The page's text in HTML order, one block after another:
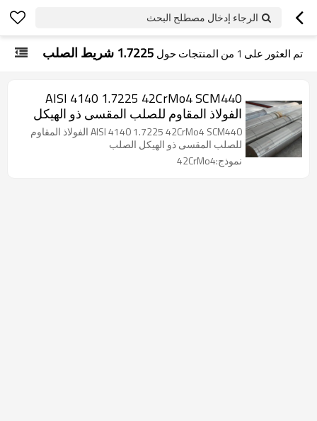
الرجاء إدخال مصطلح البحث
تم العثور على 1 من المنتجات حول 1.7225 شريط الصلب
AISI 4140 1.7225 42CrMo4 SCM440
الفولاذ المقاوم للصلب المقسى ذو الهيكل
الصلب
AISI 4140 1.7225 42CrMo4 SCM440 الفولاذ المقاوم
للصلب المقسى ذو الهيكل الصلب
نموذج:42CrMo4